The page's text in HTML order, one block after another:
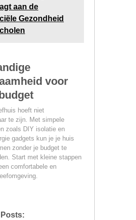
aan de
Gezondheid
voor
hoeft niet
te zijn. Met simpele
zoals DIY isolatie en
gadgets kun je je huis
zonder je budget te
Start met kleine stappen
comfortabele en